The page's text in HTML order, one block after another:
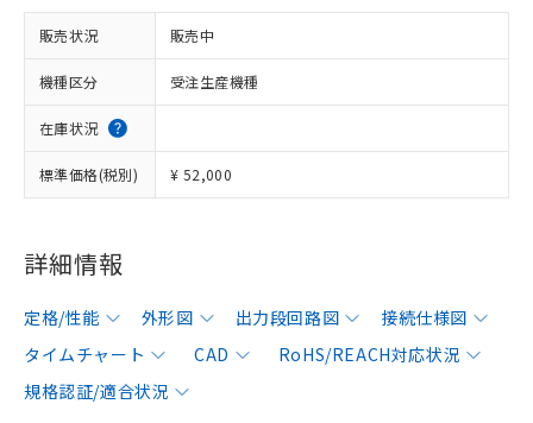
販売状況 販売中
機種区分 受注生産機種
在庫状況
標準価格(税別) ¥ 52,000
詳細情報
定格/性能 外形図 出力段回路図
接続仕様図
タイムチャート
CAD
RoHS/REACH対応状況
規格認証/適合状況